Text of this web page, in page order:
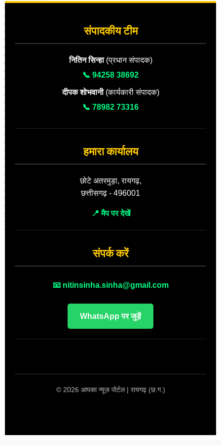
संपादकीय टीम
नितिन सिन्हा(प्रधान संपादक)
📞 94258 38692
दीपक शोभवानी(कार्यकारी संपादक)
📞 78982 73316
हमारा कार्यालय
छोटे अतरमुड़ा, रायगढ़,
छत्तीसगढ़ - 496001
📍 मैप पर देखें
संपर्क करें
📧 nitinsinha.sinha@gmail.com
WhatsApp पर जुड़ें
© 2026 आपका न्यूज़ पोर्टल | रायगढ़ (छ.ग.)